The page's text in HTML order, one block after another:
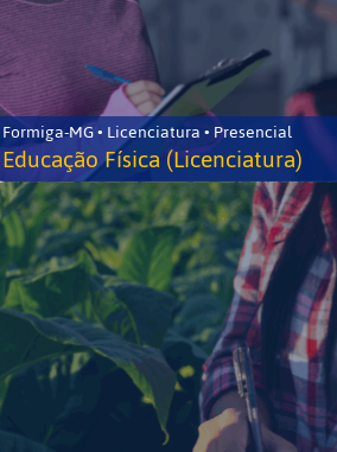
Formiga-MG • Licenciatura • Presencial
Educação Física (Licenciatura)